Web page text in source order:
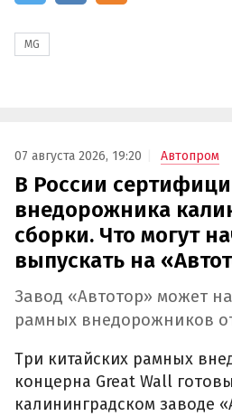
MG
07 августа 2026, 19:20 Автопром
В России
внедорожника
сборки. Что могут
выпускать на
Завод «Автотор» может
рамных внедорожников
Три китайских рамных
концерна Great Wall
калининградском заводе